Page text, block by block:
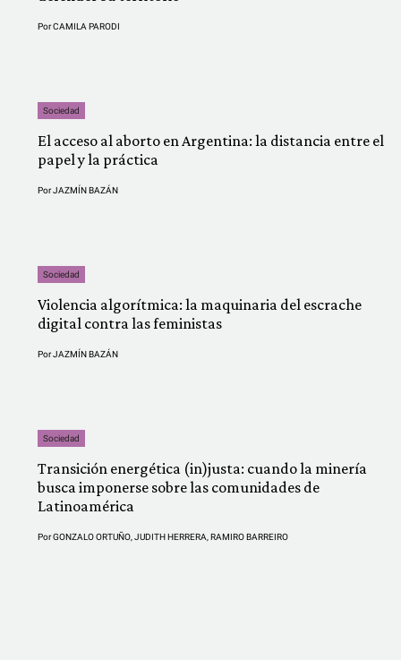
PorCAMILA PARODI
Sociedad
El acceso al aborto en Argentina: la distancia entre el
papel y la práctica
PorJAZMÍN BAZÁN
Sociedad
Violencia algorítmica: la maquinaria del escrache
digital contra las feministas
PorJAZMÍN BAZÁN
Sociedad
Transición energética (in)justa: cuando la minería
busca imponerse sobre las comunidades de
Latinoamérica
PorGONZALO ORTUÑO JUDITH HERRERA RAMIRO BARREIRO